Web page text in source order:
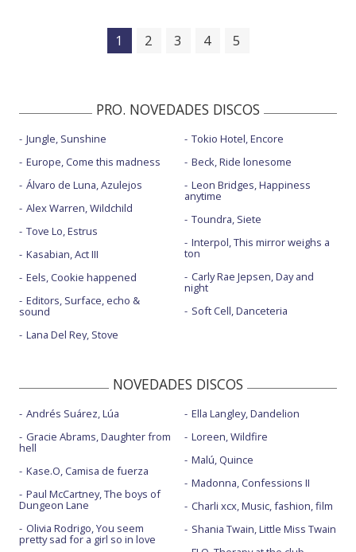
1 2 3 4 5
PRO. NOVEDADES DISCOS
Jungle, Sunshine
Europe, Come this madness
Álvaro de Luna, Azulejos
Alex Warren, Wildchild
Tove Lo, Estrus
Kasabian, Act III
Eels, Cookie happened
Editors, Surface, echo &
sound
Lana Del Rey, Stove
Tokio Hotel, Encore
Beck, Ride lonesome
Leon Bridges, Happiness
anytime
Toundra, Siete
Interpol, This mirror weighs a
ton
Carly Rae Jepsen, Day and
night
Soft Cell, Danceteria
NOVEDADES DISCOS
Andrés Suárez, Lúa
Gracie Abrams, Daughter from
hell
Kase.O, Camisa de fuerza
Paul McCartney, The boys of
Dungeon Lane
Olivia Rodrigo, You seem
pretty sad for a girl so in love
Ella Langley, Dandelion
Loreen, Wildfire
Malú, Quince
Madonna, Confessions II
Charli xcx, Music, fashion, film
Shania Twain, Little Miss Twain